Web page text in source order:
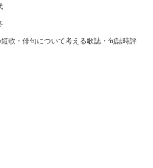
歌・俳句について考える歌誌・句誌時評